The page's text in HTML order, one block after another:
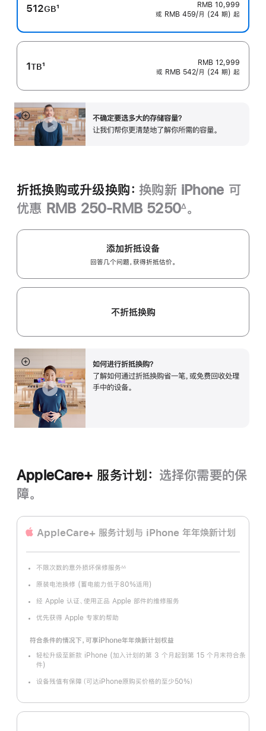
512GB
注
1
RMB 10,999
或 RMB 459/月 (24 期) 起
1TB
注
1
RMB 12,999
或 RMB 542/月 (24 期) 起
不确定要选多大的存储容量？
让我们帮你更清楚地了解你所需的容‍量‍。
展
开
折抵换购或升级换购： 换购新 iPhone 可
优惠 RMB 250-RMB 5250
注
∆。
添加折抵设备
回答几个问题，获得折抵估价。
不折抵换购
如何进行折抵换购？
了解如何通过折抵换购省一笔，或免费回收处理
手中的设备。
展
开
AppleCare+ 服务计划： 选择你需要的保
障。
AppleCare+ 服务计划 与 iPhone 年年焕新计划
不限次数的意外损坏保修服务∆∆
原装电池换修 (蓄电能力低于80%适用)
经 Apple 认证、使用正品 Apple 部件的维修服务
优先获得 Apple 专家的帮助
符合条件的情况下，可享iPhone年年焕新计划权益
轻松升级至新款 iPhone (加入计划的第 3 个月起到第 15 个月末符合条
件)
设备残值有保障（可达iPhone原购买价格的至少50%）